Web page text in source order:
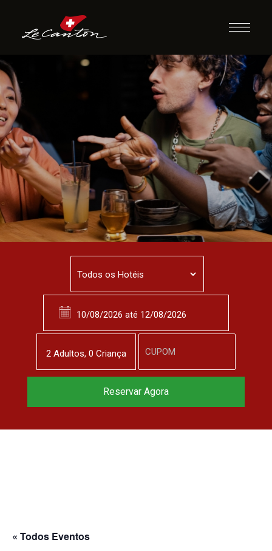
Quizz
« Todos Eventos
2 Adultos, 0 Criança
Reservar Agora